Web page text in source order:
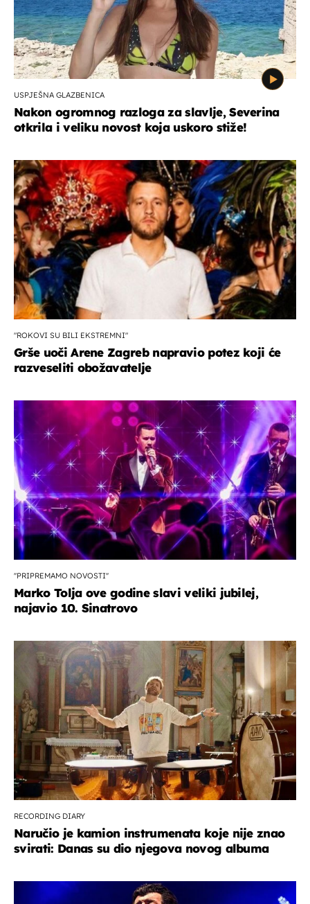
USPJEŠNA GLAZBENICA
Nakon ogromnog razloga za slavlje, Severina
otkrila i veliku novost koja uskoro stiže!
"ROKOVI SU BILI EKSTREMNI"
Grše uoči Arene Zagreb napravio potez koji će
razveseliti obožavatelje
''PRIPREMAMO NOVOSTI''
Marko Tolja ove godine slavi veliki jubilej,
najavio 10. Sinatrovo
RECORDING DIARY
Naručio je kamion instrumenata koje nije znao
svirati: Danas su dio njegova novog albuma